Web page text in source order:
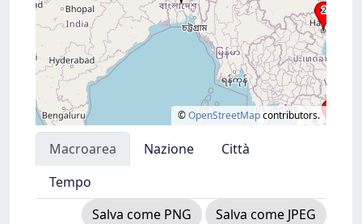
©OpenStreetMapcontributors.
Macroarea Nazione
Città
Tempo
Salva come PNG
Salva come JPEG